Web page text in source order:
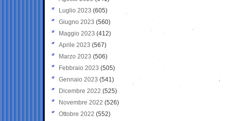
Luglio 2023 (605)
Giugno 2023 (560)
Maggio 2023 (412)
Aprile 2023 (567)
Marzo 2023 (506)
Febbraio 2023 (505)
Gennaio 2023 (541)
Dicembre 2022 (525)
Novembre 2022 (526)
Ottobre 2022 (552)